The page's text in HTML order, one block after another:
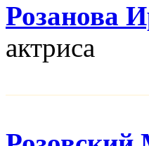
Розанова
актриса